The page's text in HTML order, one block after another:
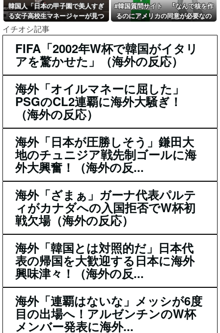
韓国人「日本の甲子園で美人すぎ
る女子高校生マネージャーが見つ
かり話題に！」→「青春のワンシ
ーンみたい‥」
#韓国質問サイト 『なんで核を作
るのにアメリカの同意が必要なの
制裁されるけどw』
イチオシ記事
FIFA「2002年W杯で韓国がイタリ
アを驚かせた」（海外の反応）
海外「オイルマネーに屈した」
PSGのCL2連覇に海外大騒ぎ！
（海外の反応）
海外「日本が圧勝しそう」鎌田大
地のチュニジア戦先制ゴールに海
外大興奮！（海外の反...
海外「ざまぁ」ガーナ代表パルテ
ィがカナダへの入国拒否でW杯初
戦欠場（海外の反応）
海外「韓国とは対照的だ」日本代
表の帰国を大歓迎する日本に海外
興味津々！（海外の反...
海外「連覇はないな」メッシが6度
目の出場へ！アルゼンチンのW杯
メンバー発表に海外...